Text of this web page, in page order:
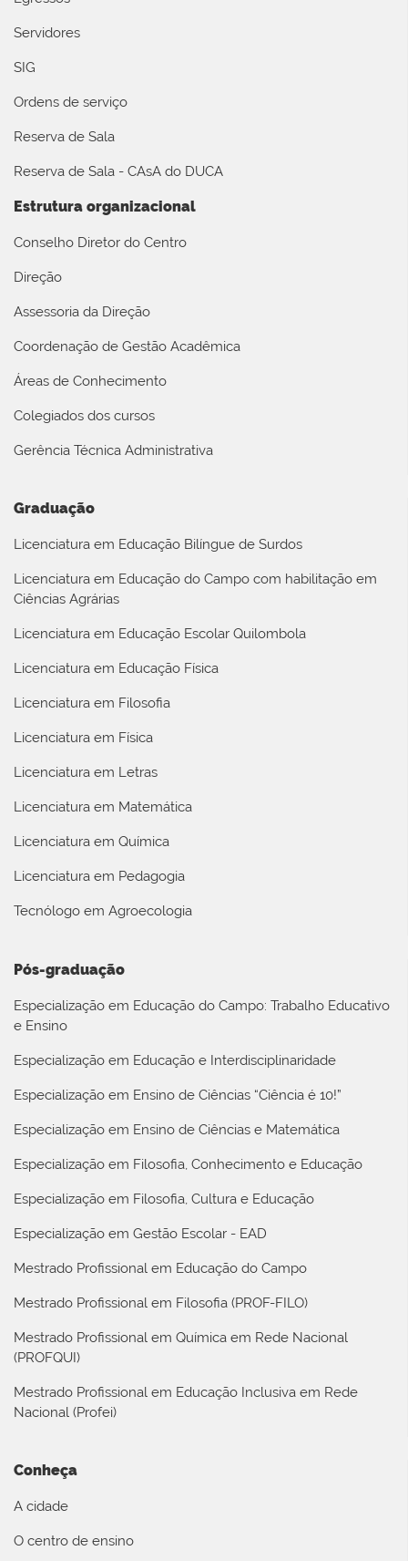
Servidores
SIG
Ordens de serviço
Reserva de Sala
Reserva de Sala - CAsA do DUCA
Estrutura organizacional
Conselho Diretor do Centro
Direção
Assessoria da Direção
Coordenação de Gestão Acadêmica
Áreas de Conhecimento
Colegiados dos cursos
Gerência Técnica Administrativa
Graduação
Licenciatura em Educação Bilíngue de Surdos
Licenciatura em Educação do Campo com habilitação em
Ciências Agrárias
Licenciatura em Educação Escolar Quilombola
Licenciatura em Educação Física
Licenciatura em Filosofia
Licenciatura em Física
Licenciatura em Letras
Licenciatura em Matemática
Licenciatura em Química
Licenciatura em Pedagogia
Tecnólogo em Agroecologia
Pós-graduação
Especialização em Educação do Campo: Trabalho Educativo
e Ensino
Especialização em Educação e Interdisciplinaridade
Especialização em Ensino de Ciências “Ciência é 10!”
Especialização em Ensino de Ciências e Matemática
Especialização em Filosofia, Conhecimento e Educação
Especialização em Filosofia, Cultura e Educação
Especialização em Gestão Escolar - EAD
Mestrado Profissional em Educação do Campo
Mestrado Profissional em Filosofia (PROF-FILO)
Mestrado Profissional em Química em Rede Nacional
(PROFQUI)
Mestrado Profissional em Educação Inclusiva em Rede
Nacional (Profei)
Conheça
A cidade
O centro de ensino